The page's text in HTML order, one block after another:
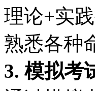
理论+实
熟悉各种
3. 模拟考